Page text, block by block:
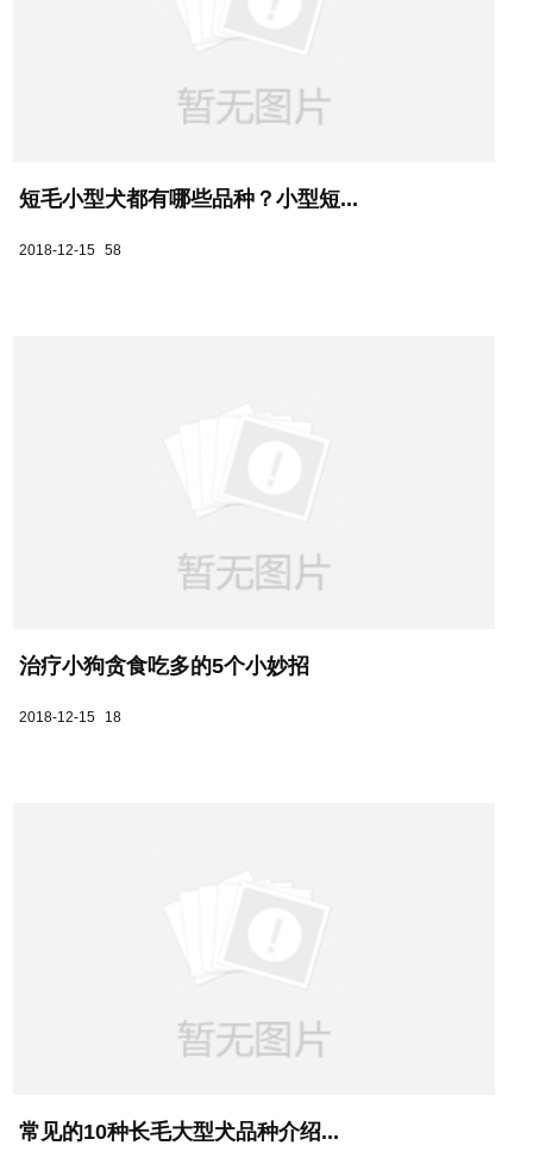
短毛小型犬都有哪些品种？小型短...
2018-12-15 58
治疗小狗贪食吃多的5个小妙招
2018-12-15 18
常见的10种长毛大型犬品种介绍...